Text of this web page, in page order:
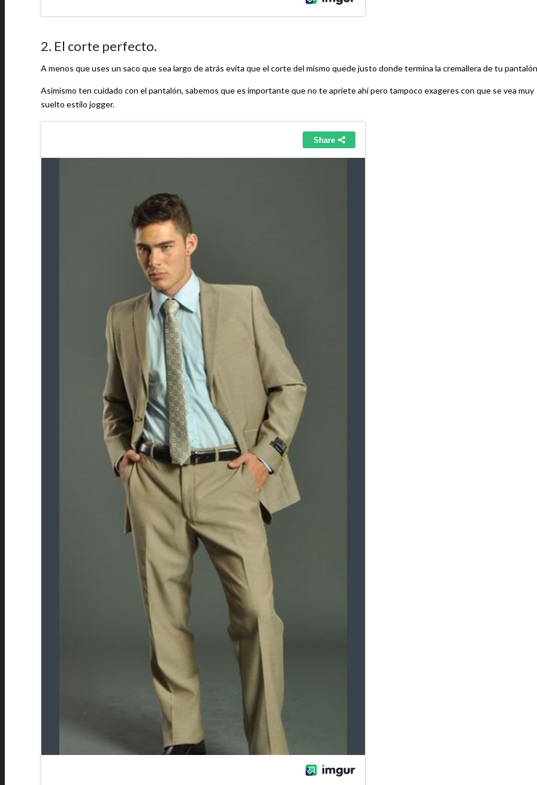
2. El corte perfecto.
A menos que uses un saco que sea largo de atrás evita que el corte del mismo quede justo donde termina la cremallera de tu
Asimismo ten cuidado con el pantalón, sabemos que es importante que no te apriete ahí pero tampoco exageres con que se vea muy
suelto estilo jogger.